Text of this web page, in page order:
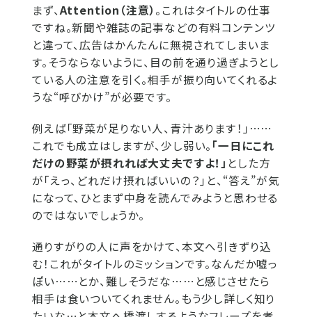
まず、Attention（注意） 。これはタイトルの仕事
ですね。新聞や雑誌の記事などの有料コンテンツ
と違って、広告はかんたんに無視されてしまいま
す。そうならないように、目の前を通り過ぎようとし
ている人の注意を引く。相手が振り向いてくれるよ
うな“呼びかけ”が必要です。
例えば「野菜が足りない人、青汁あります！」⋯⋯
これでも成立はしますが、少し弱い。 「一日にこれ
だけの野菜が摂れれば大丈夫ですよ！」 とした方
が「えっ、どれだけ摂ればいいの？」と、“答え”が気
になって、ひとまず中身を読んでみようと思わせる
のではないでしょうか。
通りすがりの人に声をかけて、本文へ引きずり込
む！これがタイトルのミッションです。なんだか嘘っ
ぽい⋯⋯とか、難しそうだな⋯⋯と感じさせたら
相手は食いついてくれません。もう少し詳しく知り